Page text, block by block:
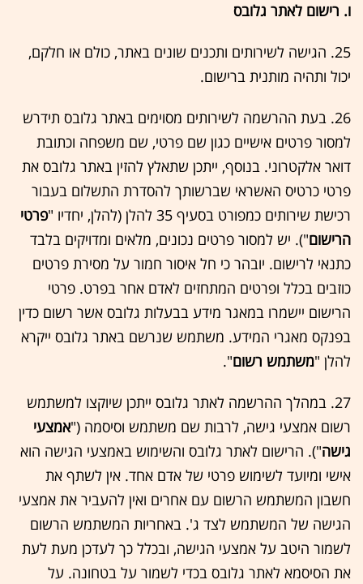
ו. רישום לאתר גלובס
25. הגישה לשירותים ותכנים שונים באתר, כולם או חלקם,
יכול ותהיה מותנית ברישום.
26. בעת ההרשמה לשירותים מסוימים באתר גלובס תידרש
למסור פרטים אישיים כגון שם פרטי, שם משפחה וכתובת
דואר אלקטרוני. בנוסף, ייתכן שתאלץ להזין באתר גלובס את
פרטי כרטיס האשראי שברשותך להסדרת התשלום בעבור
רכישת שירותים כמפורט בסעיף ‏35 להלן (להלן, יחדיו "
פרטי
הרישום"). יש למסור פרטים נכונים, מלאים ומדויקים בלבד
כתנאי לרישום. יובהר כי חל איסור חמור על מסירת פרטים
כוזבים בכלל ופרטים המתחזים לאדם אחר בפרט. פרטי
הרישום יישמרו במאגר מידע בבעלות גלובס אשר רשום כדין
בפנקס מאגרי המידע. משתמש שנרשם באתר גלובס ייקרא
להלן "משתמש רשום".
27. במהלך ההרשמה לאתר גלובס ייתכן שיוקצו למשתמש
רשום אמצעי גישה, לרבות שם משתמש וסיסמה ("אמצעי
גישה"). הרישום לאתר גלובס והשימוש באמצעי הגישה הוא
אישי ומיועד לשימוש פרטי של אדם אחד. אין לשתף את
חשבון המשתמש הרשום עם אחרים ואין להעביר את אמצעי
הגישה של המשתמש לצד ג'. באחריות המשתמש הרשום
לשמור היטב על אמצעי הגישה, ובכלל כך לעדכן מעת לעת
את הסיסמא לאתר גלובס בכדי לשמור על בטחונה. על